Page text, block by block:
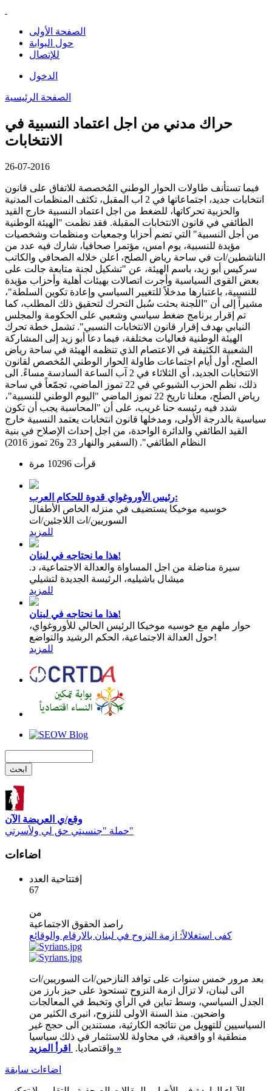
الصفحة الأولى
حول البوابة
للإتصال
الدخول
الصفحة الرئيسية
حراك مدني من اجل اعتماد النسبية في
الانتخابات
26-07-2016
فيما تستأنف طاولات الحوار الوطني المُخصصة للاتفاق على قانون
انتخابات جديد، اجتماعاتها في 2 اب المقبل، تكثف المنظمات المدنية
والحزبية تحركاتها، للضغط من اجل اعتماد النسبية خارج القيد
الطائفي في قانون الانتخابات المقبلة. فقد نظمت "الهيئة الوطنية
من أجل النسبية" التي تضم أحزابا وجمعيات ومنظمات وشخصيات
مؤيدة للنسبية، يوم امس، مؤتمرا صحافيا، شارك فيه عدد من
الناشطين/ات في ساحة رياض الصلح، اعلن خلاله الصحافي والكاتب
سركيس أبو زيد، باسم الهيئة، عن "تشكيل لجنة متابعة جالت على
بعض القوى السياسية وأجرت اتصالات بهيئات أهلية وأحزاب مؤيدة
للنسبية، باعتبارها مدخلاً للتغيير السياسي وإعادة تكوين السلطة"،
مشيراً إلى أن "اللجنة بحثت سُبل التحرك لتحقيق ذلك المطلب، كما
تم إقرار برنامج ضغط سياسي وشعبي على الحكومة والمجلس
النيابي بهدف إقرار قانون الانتخابات النسبي". تشمل خطة تحرك
الهيئة الوطنية فعاليات مختلفة، فيما دعا أبو زيد إلى المشاركة
الشعبية الكثيفة في الاعتصام الذي تنظمه الهيئة في ساحة رياض
الصلح، أول أيام اجتماعات طاولة الحوار الوطني المُخصص لقانون
الانتخابات الجديد، أي الثلاثاء في 2 آب الساعة السادسة مساءً. الى
ذلك، نظم الحزب الشيوعي في 22 تموز الماضي، تجمّعاً في ساحة
رياض الصلح، معلنا تاريخ 22 تموز الماضي "اليوم الوطني للنسبية"،
شدد فيه رئيسه حنا غريب، على أن "المحاسبة يجب أن تكون
سياسية بالدرجة الأولى، ومدخلها قانون انتخابات يعتمد النسبية خارج
القيد الطائفي والدائرة الواحدة، من اجل إحداث الإصلاح في بنية
النظام الطائفي". (السفير والنهار 23 و26 تموز 2016)
قرأت 10296 مرة
رئيس الأوروغواي قدوة للحكام العرب:
خوسيه موخيكا يستضيف في منزله الخاص الأطفال
السوريين/ات اللاجئين/ات
للمزيد
هذا ما نحتاجه في لبنان!
سيرة مناضلة من اجل المساواة والعدالة الاجتماعية، د.
ميشال باشيليه، الرئيسة الجديدة لتشيلي
للمزيد
هذا ما نحتاجه في لبنان!
حوار ملهم مع خوسيه موخيكا الرئيس الحالي للأوروغواي،
حول العدالة الاجتماعية، الحكم الرشيد والتواضع!
للمزيد
وقع/ي العريضة الآن
حملة "جنسيتي حق لي ولأسرتي"
اضاءات
إفتتاحية العدد
67
من
راصد الحقوق الاجتماعية
كفى استغلالاً: ازمة النزوح في لبنان بالارقام والوقائع
بعد مرور خمس سنوات على توافد النازحين/ات السوريين/ات
الى لبنان، لا تزال ازمة النزوح تستحوذ على حيز بارز من
الجدل السياسي، وسط تباين في الرأي وتخبط في المعالجات
واضحين. منذ السنة الاولى للنزوح، انبرى الكثير من
السياسيين للتهويل من نتائجه الكارثية، مستندين الى حجج غير
منطقية او واقعية، في محاولة للاستثمار في ذلك سياسيا
واقتصاديا. اقرأ المزيد »
اضاءات سابقة